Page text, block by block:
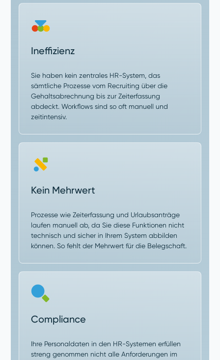
Ineffizienz
Sie haben kein zentrales HR-System, das
sämtliche Prozesse vom Recruiting über die
Gehaltsabrechnung bis zur Zeiterfassung
abdeckt. Workflows sind so oft manuell und
zeitintensiv.
Kein Mehrwert
Prozesse wie Zeiterfassung und Urlaubsanträge
laufen manuell ab, da Sie diese Funktionen nicht
technisch und sicher in Ihrem System abbilden
können. So fehlt der Mehrwert für die Belegschaft.
Compliance
Ihre Personaldaten in den HR-Systemen erfüllen
streng genommen nicht alle Anforderungen im